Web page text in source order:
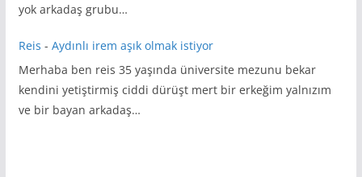
yok arkadaş grubu…
Reis - Aydınlı irem aşık olmak istiyor
Merhaba ben reis 35 yaşında üniversite mezunu bekar
kendini yetiştirmiş ciddi dürüşt mert bir erkeğim yalnızım
ve bir bayan arkadaş…